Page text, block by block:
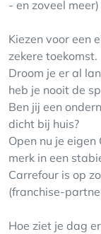
- en zoveel meer)
Kiezen voor een
zekere toekomst.
Droom je er al
heb je nooit de
Ben jij een
dicht bij huis?
Open nu je
merk in een
Carrefour is op
(franchise-
Hoe ziet je dag